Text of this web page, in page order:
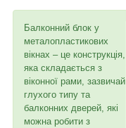
Балконний блок у
металопластикових
вікнах – це конструкція,
яка складається з
віконної рами, зазвичай
глухого типу та
балконних дверей, які
можна робити з